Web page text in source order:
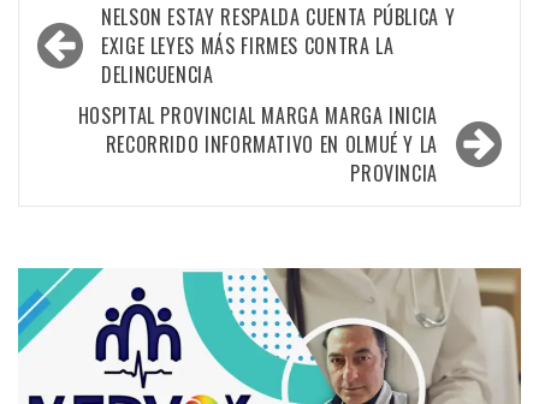
NELSON ESTAY RESPALDA CUENTA PÚBLICA Y
EXIGE LEYES MÁS FIRMES CONTRA LA
DELINCUENCIA
HOSPITAL PROVINCIAL MARGA MARGA INICIA
RECORRIDO INFORMATIVO EN OLMUÉ Y LA
PROVINCIA